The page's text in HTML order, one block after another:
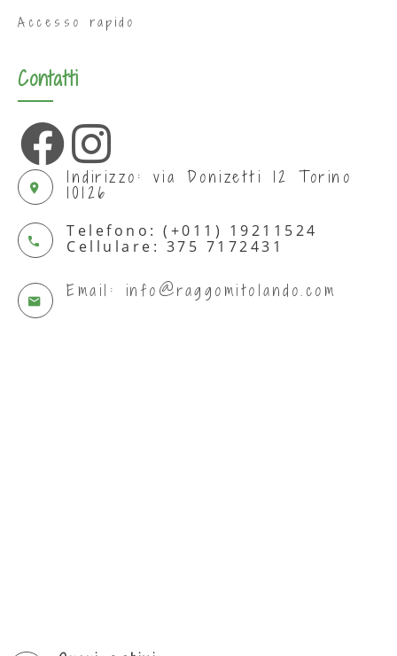
Accesso rapido
Contatti
Indirizzo: via Donizetti 12 Torino
10126
Telefono: (+011) 19211524
Cellulare: 375 7172431
Email: info@raggomitolando.com